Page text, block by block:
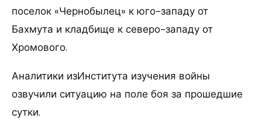
поселок «Чернобылец» к юго-западу от
Бахмута и кладбище к северо-западу от
Хромового.
Аналитики изИнститута изучения войны
озвучили ситуацию на поле боя за прошедшие
сутки.